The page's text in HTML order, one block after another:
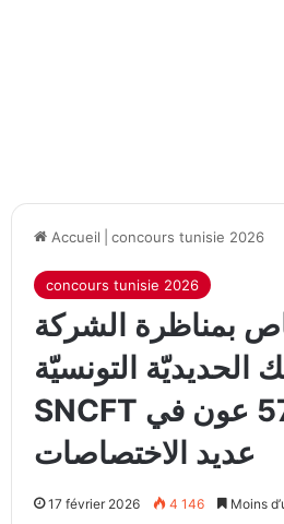
Accueil concours tunisie 2026
concours tunisie 2026
بمناظرة الشركة
الحديديّة التونسيّة
SNCFT لانتداب 575 عون في
عديد الاختصاصات
17 février 2026 4 146 Moins